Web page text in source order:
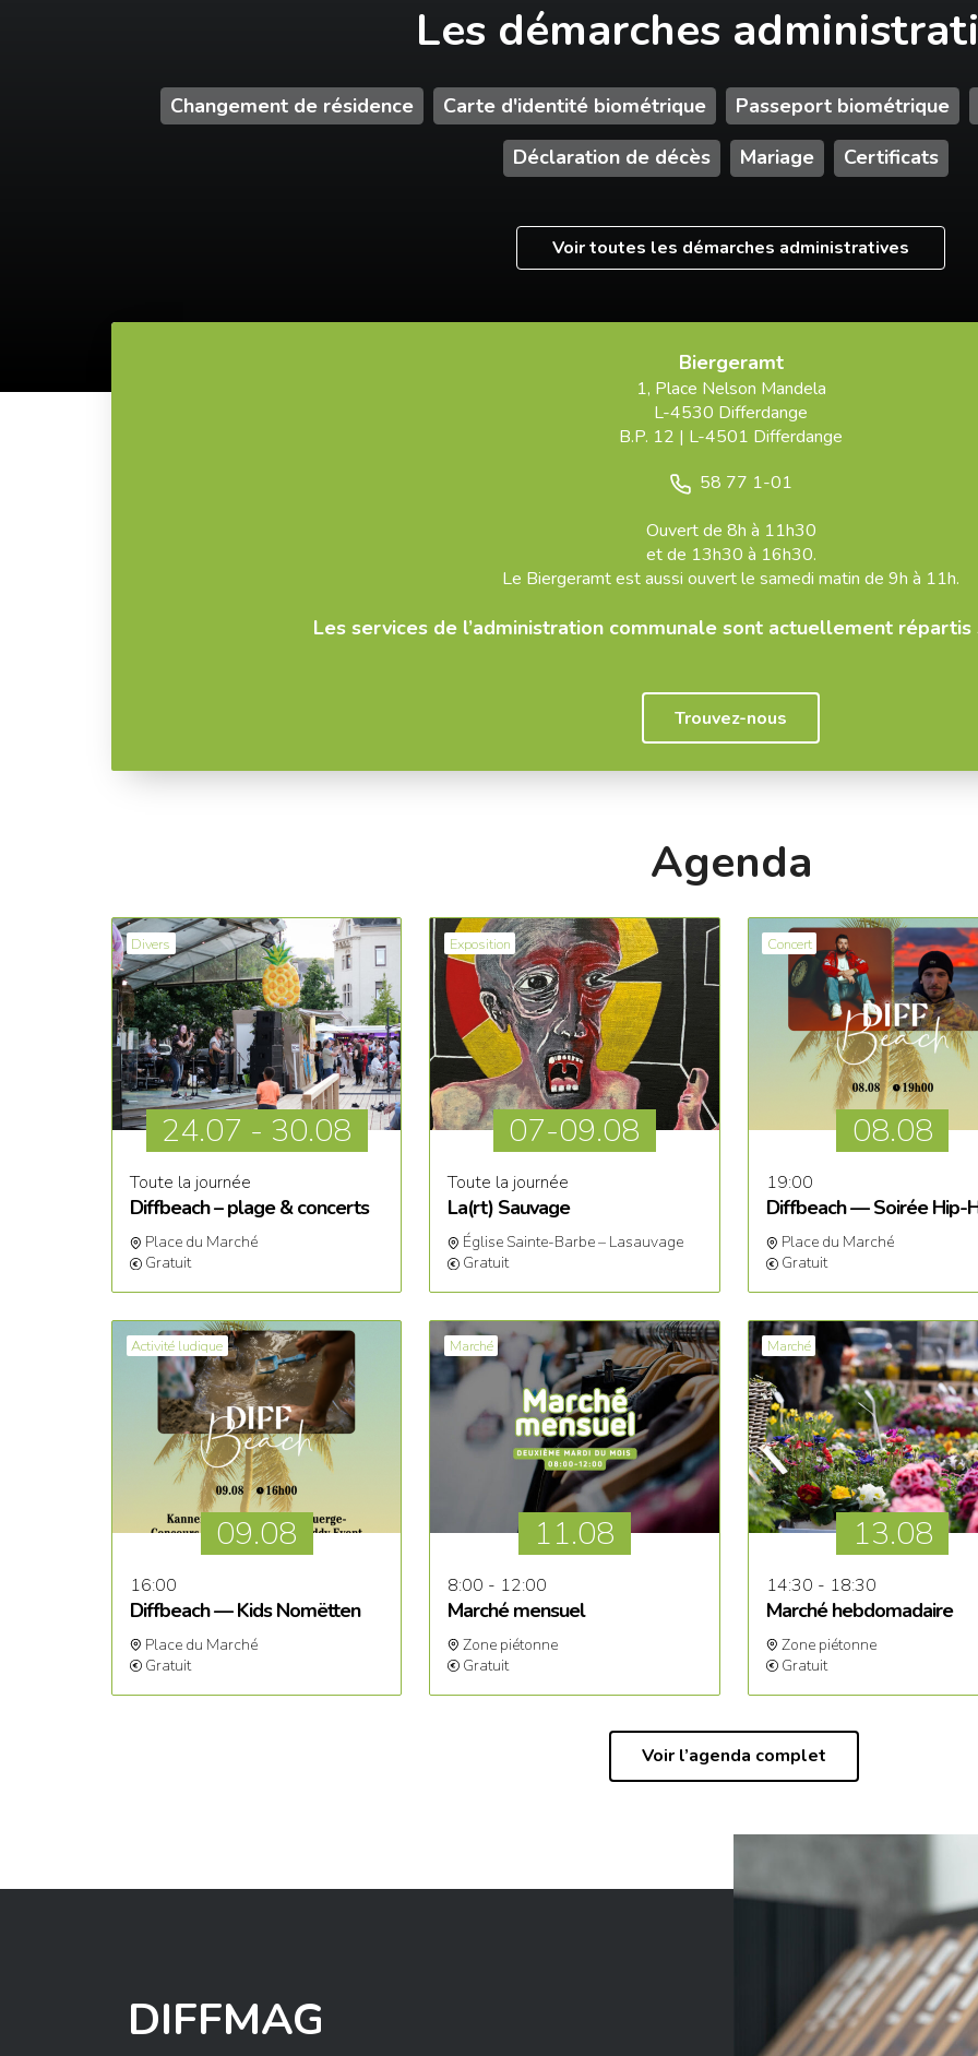
Les démarches
Changement de résidence Carte d'identité biométrique
Passeport biométrique
Déclaration de décès
Mariage Certificats
Voir toutes les démarches administratives
Biergeramt
1, Place Nelson Mandela
L-4530 Differdange
B.P. 12 | L-4501 Differdange
58 77 1-01
Ouvert de 8h à 11h30
et de 13h30 à 16h30.
Le Biergeramtest aussi ouvert le samedi matin de 9h à 11h.
Les services de l’administration communale sont actuellement
Trouvez-nous
Agenda
Divers
24.07 - 30.08
Toute la journée
Diffbeach – plage & concerts
Place du Marché
Gratuit
Exposition
07-09.08
Toute la journée
La(rt) Sauvage
Église Sainte-Barbe – Lasauvage
Gratuit
Concert
08.08
19:00
Diffbeach — Soirée Hip-
Place du Marché
Gratuit
Activité ludique
09.08
16:00
Diffbeach — Kids Nomëtten
Place du Marché
Gratuit
Marché
11.08
8:00 - 12:00
Marché mensuel
Zone piétonne
Gratuit
Marché
13.08
14:30 - 18:30
Marché hebdomadaire
Zone piétonne
Gratuit
Voir l’agenda complet
DIFFMAG